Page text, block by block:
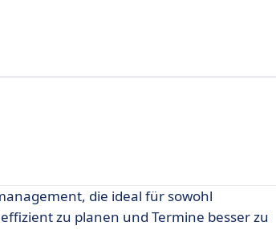
die ideal für sowohl
zu planen und Termine besser zu